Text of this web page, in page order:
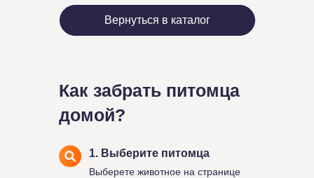
Вернуться в каталог
Как забрать питомца
домой?
1. Выберите питомца
Выберете животное на странице